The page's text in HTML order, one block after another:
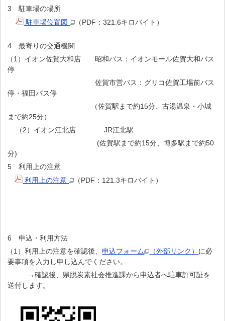
3 駐車場の場所
駐車場位置図
（PDF：321.6キロバイト）
4 最寄りの交通機関
（1）イオン佐賀大和店 昭和バス：イオンモール佐賀大和バス
停
佐賀市営バス：グリコ佐賀工場前バス
停・福田バス停
（佐賀駅まで約15分、古湯温泉・小城
まで約25分）
（2）イオン江北店 JR江北駅
(佐賀駅まで約15分、博多駅まで約50
分)
5 利用上の注意
利用上の注意
（PDF：121.3キロバイト）
6 申込・利用方法
（1）利用上の注意を確認後、申込フォーム （外部リンク） に必
要事項を入力し申し込んでください。
→確認後、県脱炭素社会推進課から申込者へ駐車許可証を
送付します。